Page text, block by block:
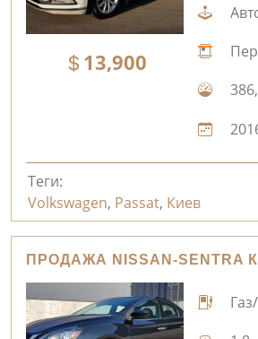
13,900
Теги:
Volkswagen, Passat, Киев
ПРОДАЖА NISSAN-SENTRA